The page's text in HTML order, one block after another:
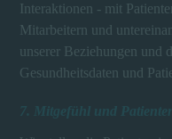
Interaktionen - mit
Mitarbeitern und
unserer Beziehungen und
Gesundheitsdaten und